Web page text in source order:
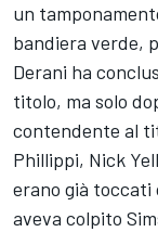
un
bandiera verde,
Derani ha
titolo, ma solo
contendente al
Phillippi, Nick
erano già toccati
aveva colpito